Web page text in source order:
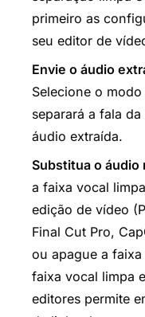
primeiro as
seu editor de
Envie o áudio
Selecione o
separará a fala
áudio extraída.
Substitua o áudio
a faixa vocal
edição de vídeo
Final Cut Pro,
ou apague a
faixa vocal limpa
editores permite